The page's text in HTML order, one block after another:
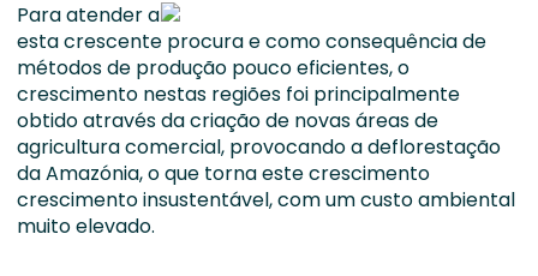
Para atender a
esta crescente procura e como consequência de
métodos de produção pouco eficientes, o
crescimento nestas regiões foi principalmente
obtido através da criação de novas áreas de
agricultura comercial, provocando a deflorestação
da Amazónia, o que torna este crescimento
crescimento insustentável, com um custo ambiental
muito elevado.